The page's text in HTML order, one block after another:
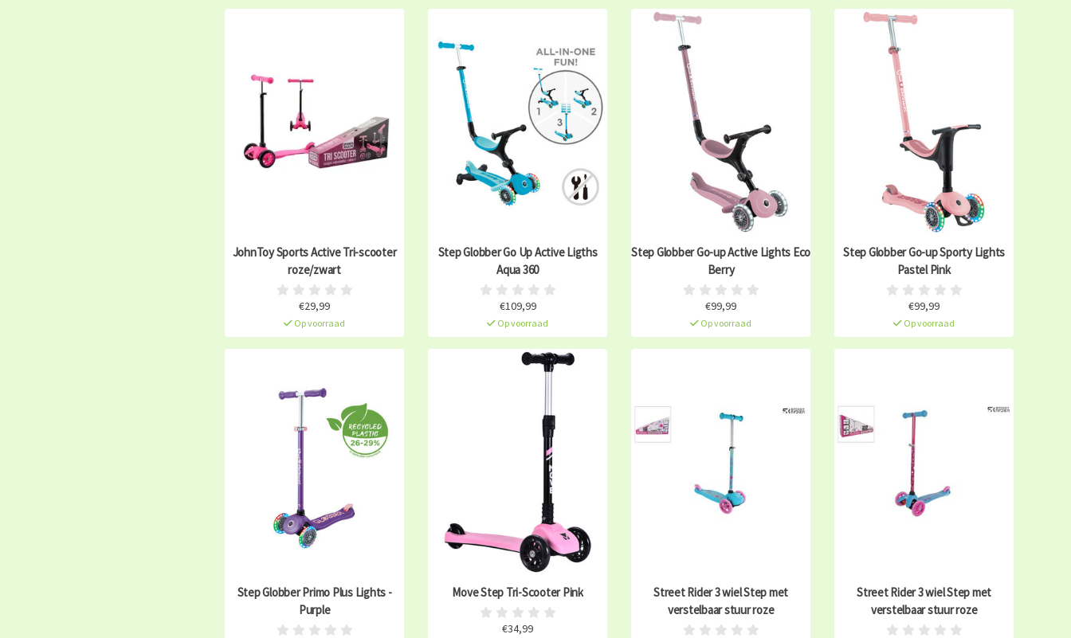
JohnToy Sports Active Tri-scooter
roze/zwart
€29,99
Op voorraad
Step Globber Go Up Active Ligths
Aqua 360
€109,99
Op voorraad
Step Globber Go-up Active Lights Eco
Berry
€99,99
Op voorraad
Step Globber Go-up Sporty Lights
Pastel Pink
€99,99
Op voorraad
Step Globber Primo Plus Lights -
Purple
Move Step Tri-Scooter Pink
€34,99
Street Rider 3 wiel Step met
verstelbaar stuur roze
Street Rider 3 wiel Step met
verstelbaar stuur roze